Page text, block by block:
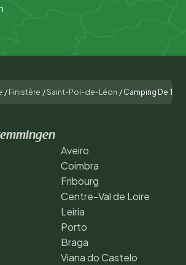
/ Finistère /Saint-Pol-de-Léon / Camping De
Aveiro
Coimbra
Fribourg
Centre-Val de Loire
Leiria
Porto
Braga
Viana do Castelo